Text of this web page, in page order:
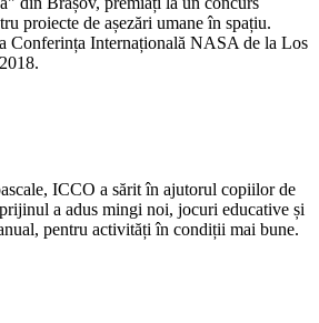
proiecte de așezări umane în spațiu.
Conferința Internațională NASA de la Los
ICCO a sărit în ajutorul copiilor de
a adus mingi noi, jocuri educative și
pentru activități în condiții mai bune.